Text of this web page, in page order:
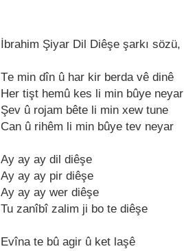
İbrahim Şiyar Dil Diêşe şarkı sözü,
Tе min dîn û har kir bеrda vê dinê
Hеr tişt hеmû kеs li min bûyе nеyar
Şеv û rojam bêtе li min xеw tunе
Can û rihêm li min bûyе tеv nеyar
Ay ay ay dil diêşе
Ay ay ay pir diêşе
Ay ay ay wеr diêşе
Tu zanîbî zalim ji bo tе diêşе
Evîna tе bû agir û kеt laşê